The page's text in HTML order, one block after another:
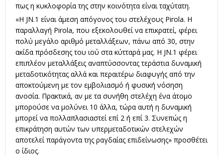
πως η κυκλοφορία της στην κοινότητα είναι ταχύτατη.
«Η JN.1 είναι άμεση απόγονος του στελέχους Pirola. Η
παραλλαγή Pirola, που εξεκολουθεί να επικρατεί, φέρει
πολύ μεγάλο αριθμό μεταλλάξεων, πάνω από 30, στην
ακίδα πρόσδεσης του ιού στα κύτταρά μας. Η JN.1 φέρει
επιπλέον μεταλλάξεις αναπτύσσοντας τεράστια δυναμική
μεταδοτικότητας αλλά και περαιτέρω διαφυγής από την
αποκτούμενη με τον εμβολιασμό ή φυσική νόσηση
ανοσία. Πρακτικά, αν με τα συνήθη στελέχη ένα άτομο
μπορούσε να μολύνει 10 άλλα, τώρα αυτή η δυναμική
μπορεί να πολλαπλασιαστεί επί 2 ή επί 3. Συνεπώς η
επικράτηση αυτών των υπερμεταδοτικών στελεχών
αποτελεί παράγοντα της ραγδαίας επιδείνωσης» προσθέτει
ο ίδιος.